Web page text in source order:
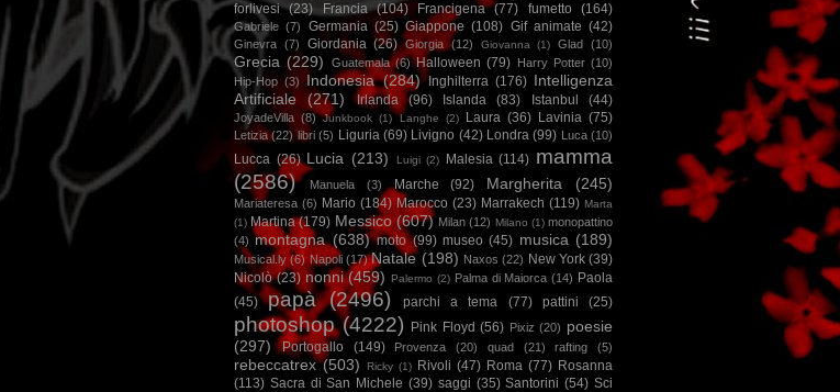
forlivesi (23) Francia (104) Francigena (77) fumetto (164)
Gabriele (7) Germania (25) Giappone (108) Gif animate (42)
Ginevra (7) Giordania (26) Giorgia (12) Giovanna (1) Glad (10)
Grecia (229) Guatemala (6) Halloween (79) Harry Potter (10)
Hip-Hop (3) Indonesia (284) Inghilterra (176) Intelligenza
Artificiale
(271) Irlanda (96) Islanda (83) Istanbul (44)
JoyadeVilla (8) Junkbook (1) Langhe (2) Laura (36) Lavinia (75)
Letizia (22) libri (5) Liguria (69) Livigno (42) Londra (99) Luca (10)
Lucca (26) Lucia (213) Luigi (2) Malesia (114) mamma
(2586)
Manuela (3) Marche (92) Margherita (245)
Mariateresa (6) Mario (184) Marocco (23) Marrakech (119) Marta
(1) Martina (179) Messico (607) Milan (12) Milano (1) monopattino
(4) montagna (638) moto (99) museo (45) musica (189)
Musical.ly (6) Napoli (17) Natale (198) Naxos (22) New York (39)
Nicolò (23) nonni (459) Palermo (2) Palma di Maiorca (14) Paola
(45)
papà (2496) parchi a tema (77) pattini (25)
photoshop (4222) Pink Floyd (56) Pixiz (20) poesie
(297)
Portogallo (149) Provenza (20) quad (21) rafting (5)
rebeccatrex (503) Ricky (1) Rivoli (47) Roma (77) Rosanna
(113) Sacra di San Michele (39) saggi (35) Santorini (54) Sci